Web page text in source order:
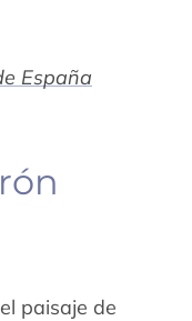
España
paisaje de